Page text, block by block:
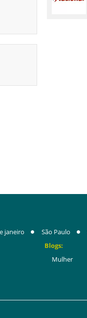
janeiro São Paulo
Blogs:
Mulher